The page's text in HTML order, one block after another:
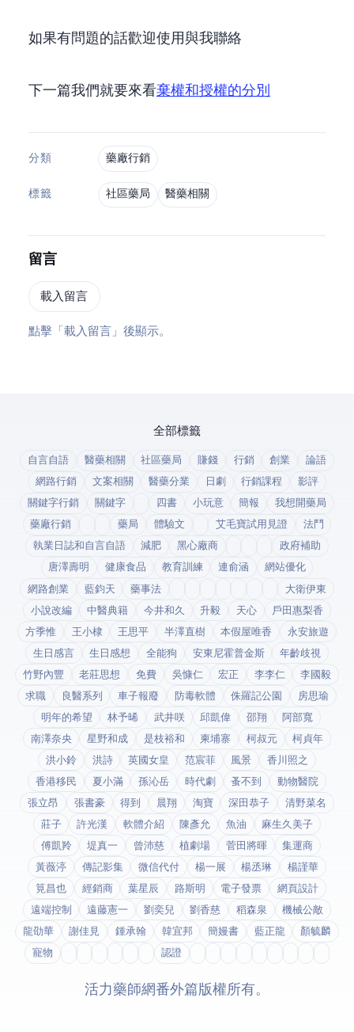
如果有問題的話,歡迎使用MSN 與我聯絡.MSN
下一篇我們就要來看棄權和授權的分別
分類 藥廠行銷
標籤 社區藥局 醫藥相關
留言
載入留言
點擊「載入留言」後顯示 Disqus。
全部標籤
自言自語 醫藥相關 社區藥局 賺錢 行銷 創業
論語
網路行銷
文案相關 醫藥分業 日劇 行銷課程
影評
關鍵字行銷
關鍵字 四書 小玩意 簡報
我想開藥局
藥廠行銷
藥局 體驗文 艾毛寶試用見證
法鬥
執業日誌和自言自語
減肥 黑心廠商
政府補助
唐澤壽明
健康食品 教育訓練 連俞涵
網站優化
網路創業
藍鈞天 藥事法
大衛伊東
小說改編
中醫典籍 今井和久 升毅 天心
戶田惠梨香
方季惟
王小棣 王思平 半澤直樹 本假屋唯香
永安旅遊
生日感言
生日感想 全能狗 安東尼霍普金斯
年齡歧視
竹野內豐
老莊思想 免費 吳慷仁 宏正 李李仁
李國毅
求職
良醫系列 車子報廢 防毒軟體 侏羅記公園
房思瑜
明年的希望
林予晞 武井咲 邱凱偉 邵翔
阿部寬
南澤奈央
星野和成 是枝裕和 柬埔寨 柯叔元
柯貞年
洪小鈴
洪詩 英國女皇 范宸菲 風景
香川照之
香港移民
夏小滿 孫沁岳 時代劇 蚤不到
動物醫院
張立昂
張書豪 得到app 晨翔 淘寶 深田恭子
清野菜名
莊子
許光漢 軟體介紹 陳彥允 魚油
麻生久美子
傅凱羚
堤真一 曾沛慈 植劇場 菅田將暉
集運商
黃薇渟
傳記影集 微信代付 楊一展 楊丞琳
楊謹華
筧昌也
經銷商 葉星辰 路斯明 電子發票
網頁設計
遠端控制
遠藤憲一 劉奕兒 劉香慈 稻森泉
機械公敵
龍劭華
謝佳見 鍾承翰 韓宜邦 簡嫚書 藍正龍
顏毓麟
寵物
fda認證
© 2026 活力藥師網番外篇. 版權所有。